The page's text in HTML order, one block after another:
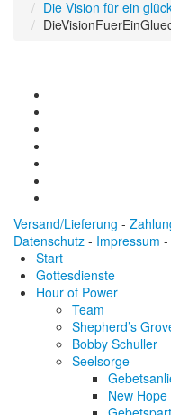
Die Vision für ein
Versand/Lieferung -
Datenschutz - Impressum -
Start
Gottesdienste
Hour of Power
Team
Shepherd’s
Bobby Schuller
Seelsorge
New